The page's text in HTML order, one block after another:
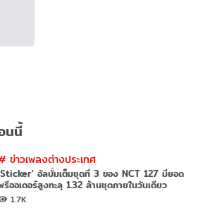
นนี้
ข่าวเพลงต่างประเทศ
อัลบั้มเต็มชุดที่ 3 ของ NCT 127 มียอด
รีออเดอร์สูงทะลุ 1.32 ล้านชุดภายในวันเดียว
1.7K